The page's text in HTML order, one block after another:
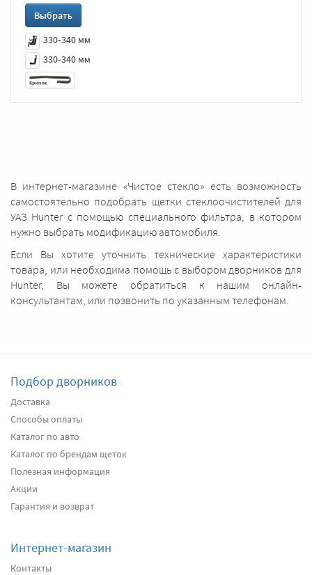
Выбрать
330‑340 мм
330‑340 мм
В интернет-магазине «Чистое стекло» есть возможность
самостоятельно подобрать щетки стеклоочистителей для
УАЗ Hunter с помощью специального фильтра, в котором
нужно выбрать модификацию автомобиля.
Если Вы хотите уточнить технические характеристики
товара, или необходима помощь с выбором дворников для
Hunter, Вы можете обратиться к нашим онлайн-
консультантам, или позвонить по указанным телефонам.
Подбор дворников
Доставка
Способы оплаты
Каталог по авто
Каталог по брендам щеток
Полезная информация
Акции
Гарантия и возврат
Интернет-магазин
Контакты